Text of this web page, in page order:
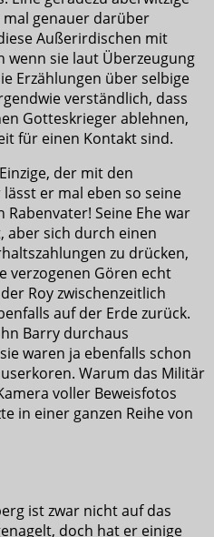
genauer darüber
Außerirdischen mit
wenn sie laut Überzeugung
Erzählungen über selbige
verständlich, dass
Gotteskrieger ablehnen,
für einen Kontakt sind.
der mit den
er mal eben so seine
Rabenvater! Seine Ehe war
aber sich durch einen
zu drücken,
verzogenen Gören echt
Roy zwischenzeitlich
auf der Erde zurück.
Barry durchaus
waren ja ebenfalls schon
Warum das Militär
voller Beweisfotos
in einer ganzen Reihe von
ist zwar nicht auf das
doch hat er einige